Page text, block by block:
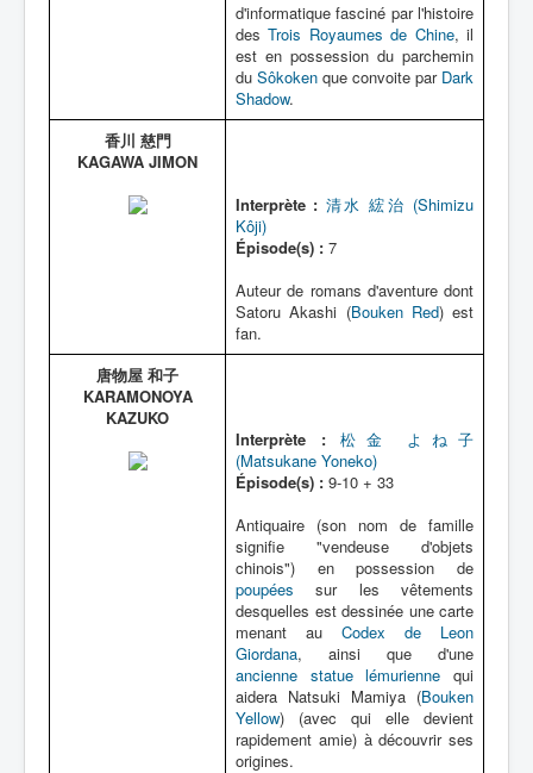
d'informatique fasciné par l'histoire
desTrois Royaumes de Chine, il
est en possession du parchemin
du Sôkoken que convoite par Dark
Shadow.
香川 慈門
KAGAWA JIMON
Interprète : 清水 綋治 (Shimizu
Kôji)
Épisode(s) : 7
Auteur de romans d'aventure dont
Satoru Akashi (Bouken Red) est
fan.
唐物屋 和子
KARAMONOYA
KAZUKO
Interprète :
松金 よね子
(Matsukane Yoneko)
Épisode(s) : 9-10 + 33
Antiquaire (son nom de famille
signifie "vendeuse d'objets
chinois") en possession de
poupées sur les vêtements
desquelles est dessinée une carte
menant au Codex de Leon
Giordana, ainsi que d'une
ancienne statue lémurienne qui
aidera Natsuki Mamiya (Bouken
Yellow) (avec qui elle devient
rapidement amie) à découvrir ses
origines.